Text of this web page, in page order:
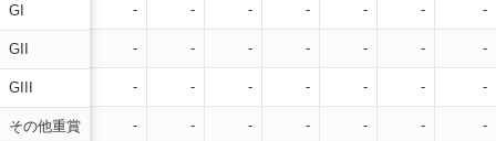
GI
GII
GIII
その他重賞
- - - - - - -
- - - - - - -
- - - - - - -
- - - - - - -